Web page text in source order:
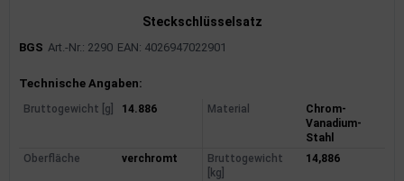
Steckschlüsselsatz
BGS Art.-Nr.: 2290 EAN: 4026947022901
Produktinformationen
Technische Angaben:
Bruttogewicht [g] 14.886 Material
Chrom-
Vanadium-
Stahl
Oberfläche
verchromt
Bruttogewicht
[kg]
14,886